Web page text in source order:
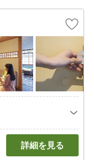
詳細を見る